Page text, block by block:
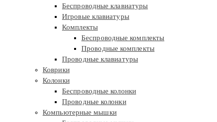
Беспроводные клавиатуры
Игровые клавиатуры
Комплекты
Беспроводные комплекты
Проводные комплекты
Проводные клавиатуры
Коврики
Колонки
Беспроводные колонки
Проводные колонки
Компьютерные мышки